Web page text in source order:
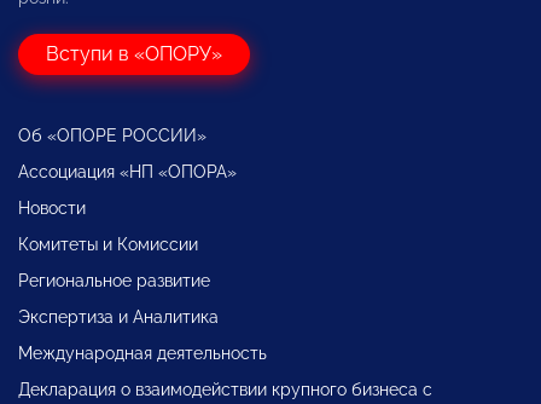
Вступи в «ОПОРУ»
Об «ОПОРЕ РОССИИ»
Ассоциация «НП «ОПОРА»
Новости
Комитеты и Комиссии
Региональное развитие
Экспертиза и Аналитика
Международная деятельность
Декларация о взаимодействии крупного бизнеса с